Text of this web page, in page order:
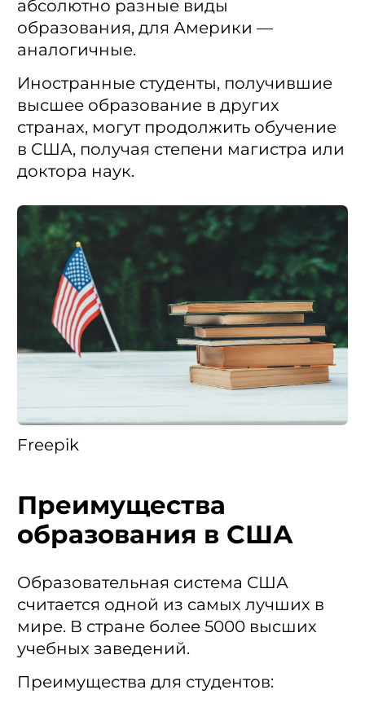
абсолютно разные виды
образования, для Америки —
аналогичные.
Иностранные студенты, получившие
высшее образование в других
странах, могут продолжить обучение
в США, получая степени магистра или
доктора наук.
Freepik
Преимущества
образования в США
Образовательная система США
считается одной из самых лучших в
мире. В стране более 5000 высших
учебных заведений.
Преимущества для студентов: